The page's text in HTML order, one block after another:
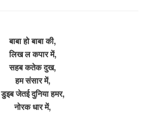
बाबा हो बाबा की,
लिख ल कपार में,
सहब कतेक दुख,
हम संसार में,
डुइब जेतई दुनिया हमर,
नोरक धार में,